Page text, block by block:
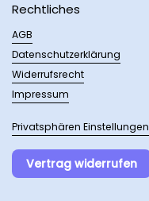
Rechtliches
AGB
Datenschutzerklärung
Widerrufsrecht
Impressum
Privatsphären Einstellungen
Vertrag widerrufen